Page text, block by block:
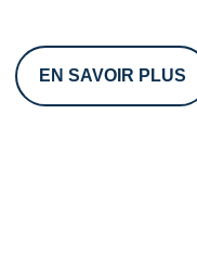
EN SAVOIR PLUS